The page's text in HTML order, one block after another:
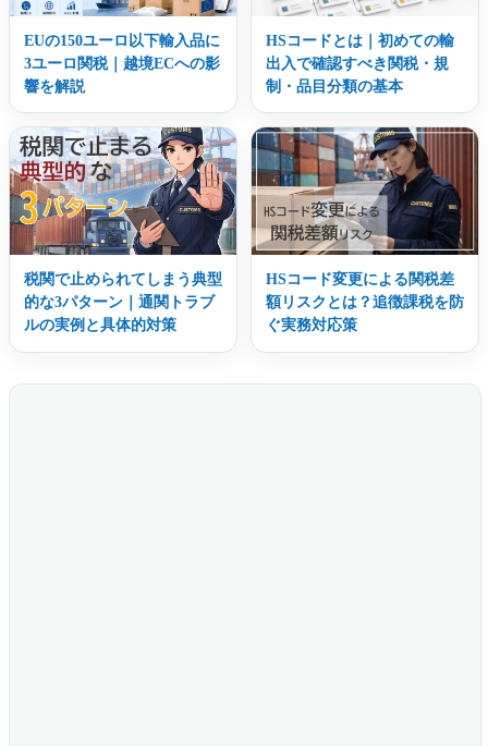
EUの150ユーロ以下輸入品に
3ユーロ関税｜越境ECへの影
響を解説
HSコードとは｜初めての輸
出入で確認すべき関税・規
制・品目分類の基本
税関で止められてしまう典型
的な3パターン｜通関トラブ
ルの実例と具体的対策
HSコード変更による関税差
額リスクとは？追徴課税を防
ぐ実務対応策